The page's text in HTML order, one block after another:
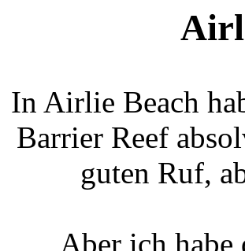
In Airlie Beach
Barrier Reef
guten Ruf,
Aber ich